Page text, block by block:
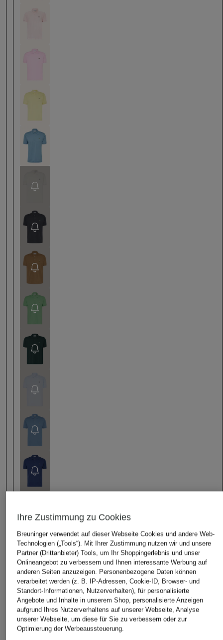
Last Chance: Sichern Sie sich -15% extra auf diesen
reduzierten Artikel. CodeLAST15im letzten Bestellschritt
einlösen.Details
1Tag6 Stunden20Minuten
Zu allen Aktionsartikeln
Größe
Ihre Zustimmung zu Cookies
Breuninger verwendet auf dieser Webseite Cookies und andere Web-
Technologien („Tools“). Mit Ihrer Zustimmung nutzen wir und unsere
Partner (Drittanbieter) Tools, um Ihr Shoppingerlebnis und unser
Onlineangebot zu verbessern und Ihnen interessante Werbung auf
anderen Seiten anzuzeigen. Personenbezogene Daten können
verarbeitet werden (z. B. IP-Adressen, Cookie-ID, Browser- und
Standort-Informationen, Nutzerverhalten), für personalisierte
Angebote und Inhalte in unserem Shop, personalisierte Anzeigen
aufgrund Ihres Nutzerverhaltens auf unserer Webseite, Analyse
unserer Webseite, um diese für Sie zu verbessern oder zur
Optimierung der Werbeaussteuerung.